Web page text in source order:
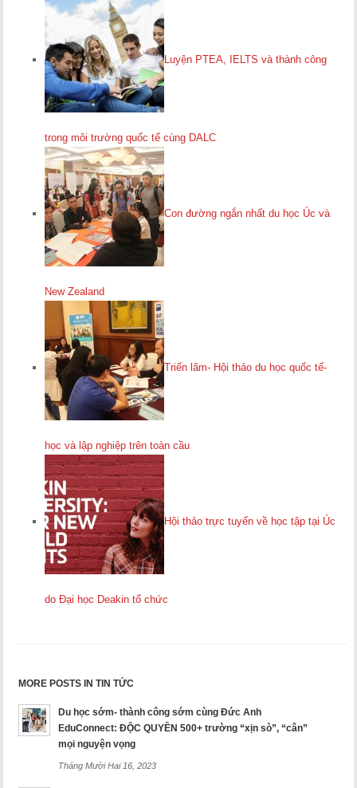
Luyện PTEA, IELTS và thành công
trong môi trường quốc tế cùng DALC
Con đường ngắn nhất du học Úc và
New Zealand
Triển lãm- Hội thảo du học quốc tế-
học và lập nghiệp trên toàn cầu
Hội thảo trực tuyến về học tập tại Úc
do Đại học Deakin tổ chức
MORE POSTS IN TIN TỨC
Du học sớm- thành công sớm cùng Đức Anh
EduConnect: ĐỘC QUYỀN 500+ trường “xịn sò”, “cân”
mọi nguyện vọng
Tháng Mười Hai 16, 2023